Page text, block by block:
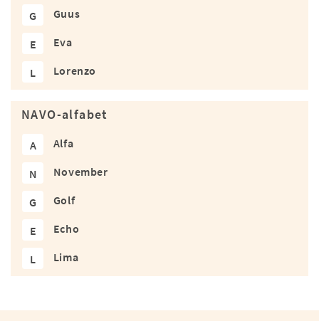
G Guus
E Eva
L Lorenzo
NAVO-alfabet
A Alfa
N November
G Golf
E Echo
L Lima